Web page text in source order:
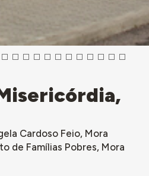
Cardoso Feio, Mora
de Famílias Pobres, Mora